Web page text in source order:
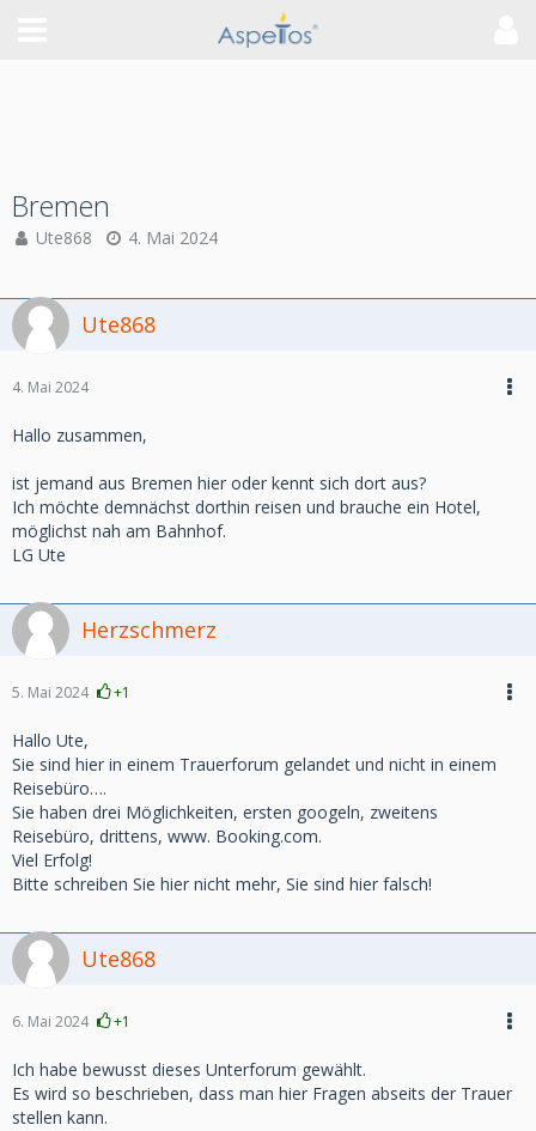
Bremen
Ute868 4. Mai 2024
Ute868
4. Mai 2024
Hallo zusammen,
ist jemand aus Bremen hier oder kennt sich dort aus?
Ich möchte demnächst dorthin reisen und brauche ein Hotel,
möglichst nah am Bahnhof.
LG Ute
Herzschmerz
5. Mai 2024 +1
Hallo Ute,
Sie sind hier in einem Trauerforum gelandet und nicht in einem
Reisebüro….
Sie haben drei Möglichkeiten, ersten googeln, zweitens
Reisebüro, drittens, www. Booking.com.
Viel Erfolg!
Bitte schreiben Sie hier nicht mehr, Sie sind hier falsch!
Ute868
6. Mai 2024 +1
Ich habe bewusst dieses Unterforum gewählt.
Es wird so beschrieben, dass man hier Fragen abseits der Trauer
stellen kann.